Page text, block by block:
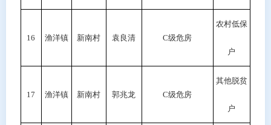
16 渔洋镇 新南村 袁良清 C级危房
农村低保
户
17 渔洋镇 新南村 郭兆龙 C级危房
其他脱贫
户